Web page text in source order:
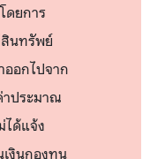
ยการ
สินทรัพย์
อกไปจาก
ประมาณ
ด้แจ้ง
งินกองทุน